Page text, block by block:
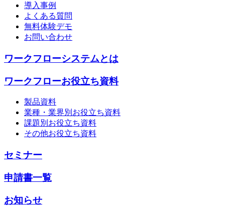
導入事例
よくある質問
無料体験デモ
お問い合わせ
ワークフローシステムとは
ワークフローお役立ち資料
製品資料
業種・業界別お役立ち資料
課題別お役立ち資料
その他お役立ち資料
セミナー
申請書一覧
お知らせ